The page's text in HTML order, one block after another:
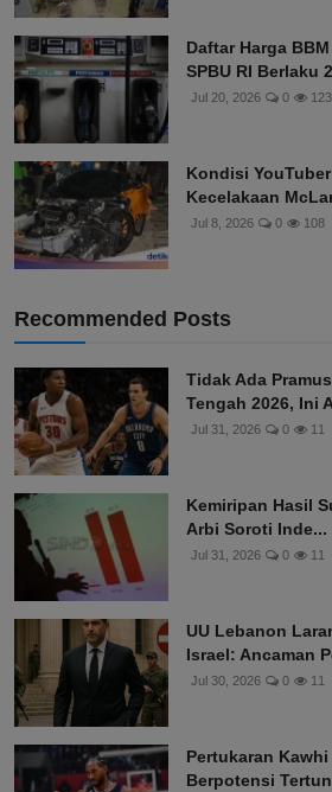
Daftar Harga
SPBU RI Berlaku
Jul 20, 2026 0 123
Kondisi
Kecelakaan
Jul 8, 2026 0 108
Recommended Posts
Tidak Ada
Tengah 2026, Ini
Jul 31, 2026 0 11
Kemiripan Hasil
Arbi Soroti Inde...
Jul 31, 2026 0 11
UU Lebanon
Israel: Ancaman
Jul 30, 2026 0 11
Pertukaran
Berpotensi